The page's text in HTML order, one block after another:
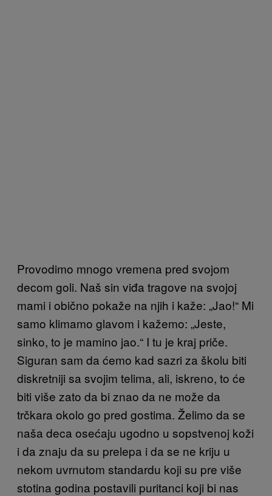
Provodimo mnogo vremena pred svojom
decom goli. Naš sin viđa tragove na svojoj
mami i obično pokaže na njih i kaže: „Jao!“ Mi
samo klimamo glavom i kažemo: „Jeste,
sinko, to je mamino jao.“ I tu je kraj priče.
Siguran sam da ćemo kad sazri za školu biti
diskretniji sa svojim telima, ali, iskreno, to će
biti više zato da bi znao da ne može da
trčkara okolo go pred gostima. Želimo da se
naša deca osećaju ugodno u sopstvenoj koži
i da znaju da su prelepa i da se ne kriju u
nekom uvrnutom standardu koji su pre više
stotina godina postavili puritanci koji bi nas